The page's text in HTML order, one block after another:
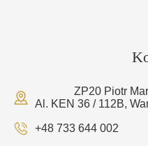
ZP20 Piotr
Al. KEN 36 / 112B,
+48 733 644 002